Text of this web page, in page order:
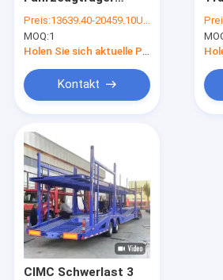
Referenzen
des Skeletts Anhänger halb
Zementanhänger
niedriger des Betts Anhänger halb
Kipplaster
Flachbetthalb Anhänger
Anhänger
Fahrzeugträger
Halbanhänger
Preis:13639.40-20459.10USD/Unit
MOQ:1
Holen Sie sich aktuelle Preis
Kontakt
CIMC Schwerlast 3